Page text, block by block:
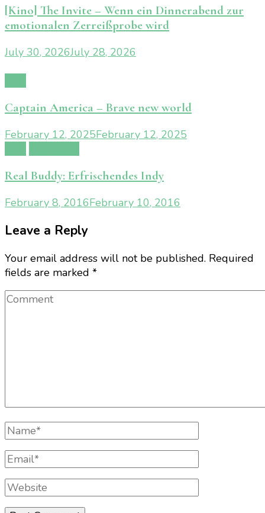
[Kino] The Invite – Wenn ein Dinnerabend zur
emotionalen Zerreißprobe wird
July 30, 2026July 28, 2026
Captain America – Brave new world
February 12, 2025February 12, 2025
Real Buddy: Erfrischendes Indy
February 8, 2016February 10, 2016
Leave a Reply
Your email address will not be published. Required
fields are marked *
Comment
Full
Name
Email
Website